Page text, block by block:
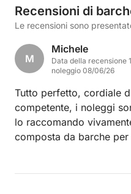
Recensioni di
Le recensioni sono
M
Michele
Data della recensione
noleggio 08/06/26
Tutto perfetto, cordiale
competente, i noleggi
lo raccomando
composta da barche